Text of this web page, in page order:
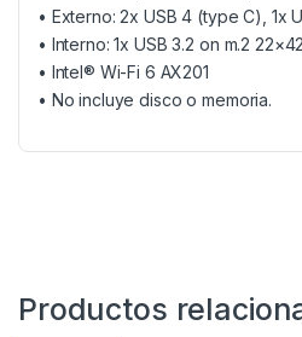
• Externo: 2x USB 4 (type C), 1x
• Interno: 1x USB 3.2 on m.2
• Intel® Wi-Fi 6 AX201
• No incluye disco o memoria.
Productos